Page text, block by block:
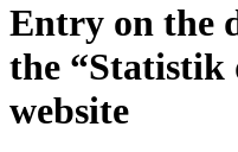
Entry on the
the “Statistik
website